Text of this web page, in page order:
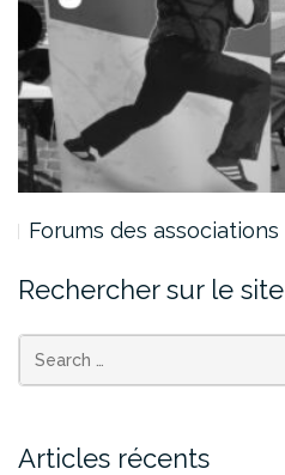
Forums des associations
Rechercher sur le site
Articles récents